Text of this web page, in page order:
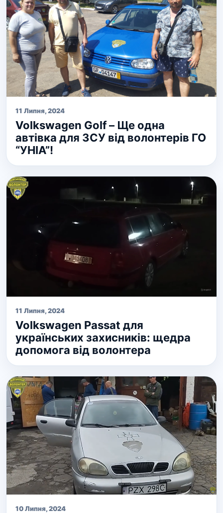
11 Липня, 2024
Volkswagen Golf – Ще одна
автівка для ЗСУ від волонтерів ГО
“УНІА”!
11 Липня, 2024
Volkswagen Passat для
українських захисників: щедра
допомога від волонтера
10 Липня, 2024